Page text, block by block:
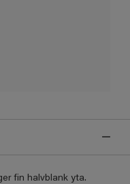
fin halvblank yta.